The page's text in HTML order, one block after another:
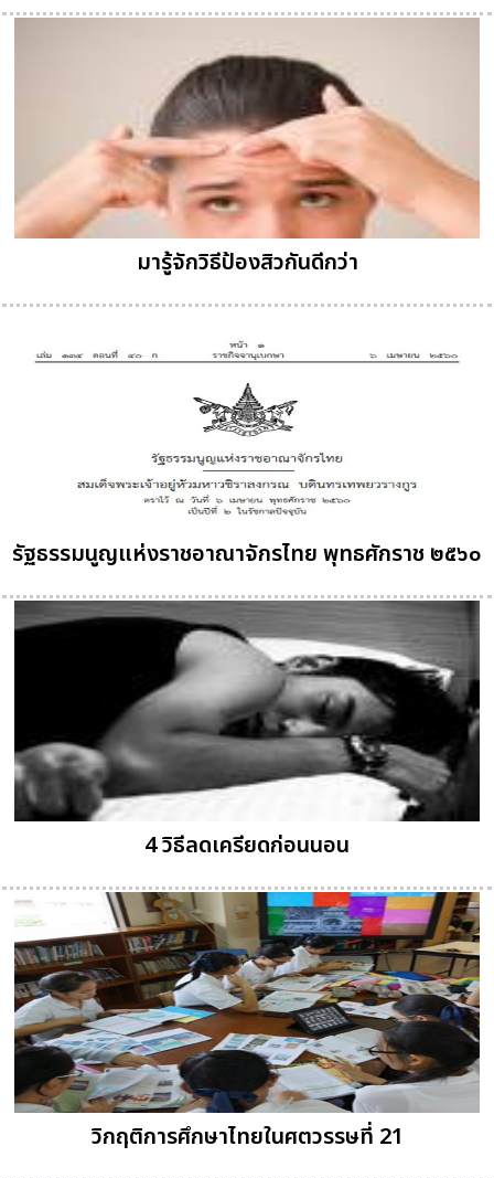
มารู้จักวิธีป้องสิวกันดีกว่า
รัฐธรรมนูญแห่งราชอาณาจักรไทย พุทธศักราช ๒๕๖๐
4 วิธีลดเครียดก่อนนอน
วิกฤติการศึกษาไทยในศตวรรษที่ 21